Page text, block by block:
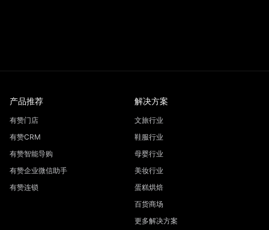
产品推荐
有赞门店
有赞CRM
有赞智能导购
有赞企业微信助手
有赞连锁
解决方案
文旅行业
鞋服行业
母婴行业
美妆行业
蛋糕烘焙
百货商场
更多解决方案